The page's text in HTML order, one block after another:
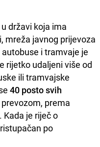
državi koja ima
mreža javnog prijevoza
i tramvaje je
rijetko udaljeni više od
ili tramvajske
40 posto svih
prema
Kada je riječ o
po